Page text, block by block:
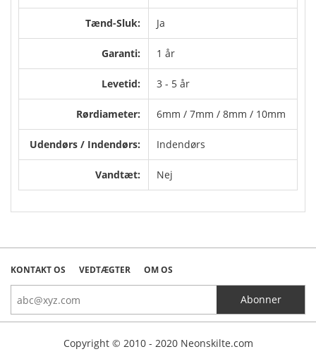
Tænd-Sluk: Ja
Garanti: 1 år
Levetid: 3 - 5 år
Rørdiameter: 6mm / 7mm / 8mm / 10mm
Udendørs / Indendørs: Indendørs
Vandtæt: Nej
KONTAKT OS VEDTÆGTER OM OS
Copyright © 2010 - 2020 Neonskilte.com